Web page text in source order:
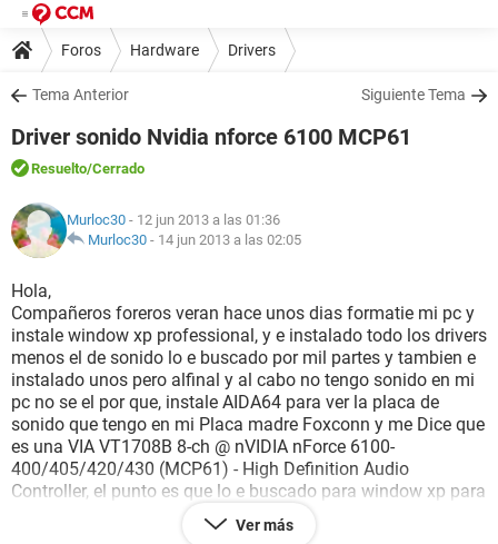
Foros Hardware Drivers
Tema Anterior Siguiente Tema
Driver sonido Nvidia nforce 6100 MCP61
Resuelto/Cerrado
Murloc30 - 12 jun 2013 a las 01:36
Murloc30 - 14 jun 2013 a las 02:05
Hola,
Compañeros foreros veran hace unos dias formatie mi pc y
instale window xp professional, y e instalado todo los drivers
menos el de sonido lo e buscado por mil partes y tambien e
instalado unos pero alfinal y al cabo no tengo sonido en mi
pc no se el por que, instale AIDA64 para ver la placa de
sonido que tengo en mi Placa madre Foxconn y me Dice que
es una VIA VT1708B 8-ch @ nVIDIA nForce 6100-
400/405/420/430 (MCP61) - High Definition Audio
Controller, el punto es que lo e buscado para window xp para
tener sonido y no lo encuentro algien que me ayude con esto
Ver más